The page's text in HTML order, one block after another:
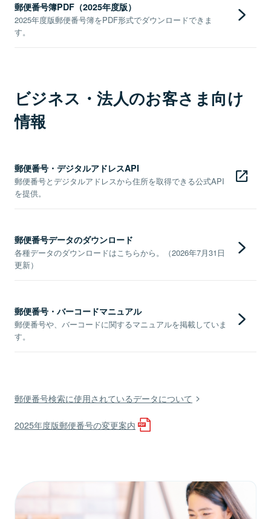
郵便番号簿PDF（2025年度版）
2025年度版郵便番号簿をPDF形式でダウンロードできま
す。
ビジネス・法人のお客さま向け
情報
郵便番号・デジタルアドレスAPI
郵便番号とデジタルアドレスから住所を取得できる公式API
を提供。
郵便番号データのダウンロード
各種データのダウンロードはこちらから。（2026年7月31日
更新）
郵便番号・バーコードマニュアル
郵便番号や、バーコードに関するマニュアルを掲載していま
す。
郵便番号検索に使用されているデータについて
2025年度版郵便番号の変更案内